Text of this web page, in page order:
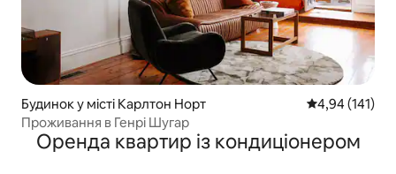
Будинок у місті Карлтон Норт Середня
4,94 (141)
Проживання в Генрі Шугар
Оренда квартир із кондиціонером